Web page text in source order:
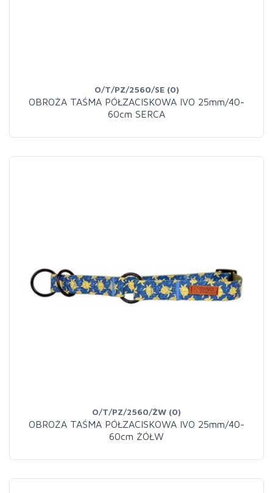
O/T/PZ/2560/SE (0)
OBROŻA TAŚMA PÓŁZACISKOWA IVO 25mm/40-
60cm SERCA
O/T/PZ/2560/ŻW (0)
OBROŻA TAŚMA PÓŁZACISKOWA IVO 25mm/40-
60cm ŻÓŁW